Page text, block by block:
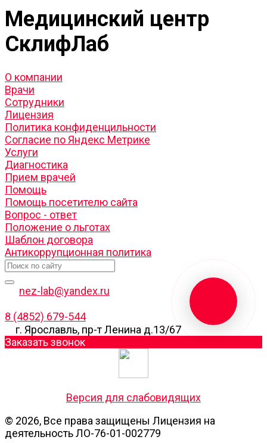
Медицинский центр
СклифЛаб
О компании
Врачи
Сотрудники
Лицензия
Политика конфиденцильности
Согласие по Яндекс Метрике
Услуги
Диагностика
Прием врачей
Помощь
Помощь посетителю сайта
Вопрос - ответ
Положение о льготах
Шаблон договора
Антикоррупционная политика
nez-lab@yandex.ru
8 (4852) 679-544
г. Ярославль, пр-т Ленина д.13/67
Заказать звонок
Версия для слабовидящих
© 2026, Все права защищены Лицензия на
деятельность ЛО-76-01-002779